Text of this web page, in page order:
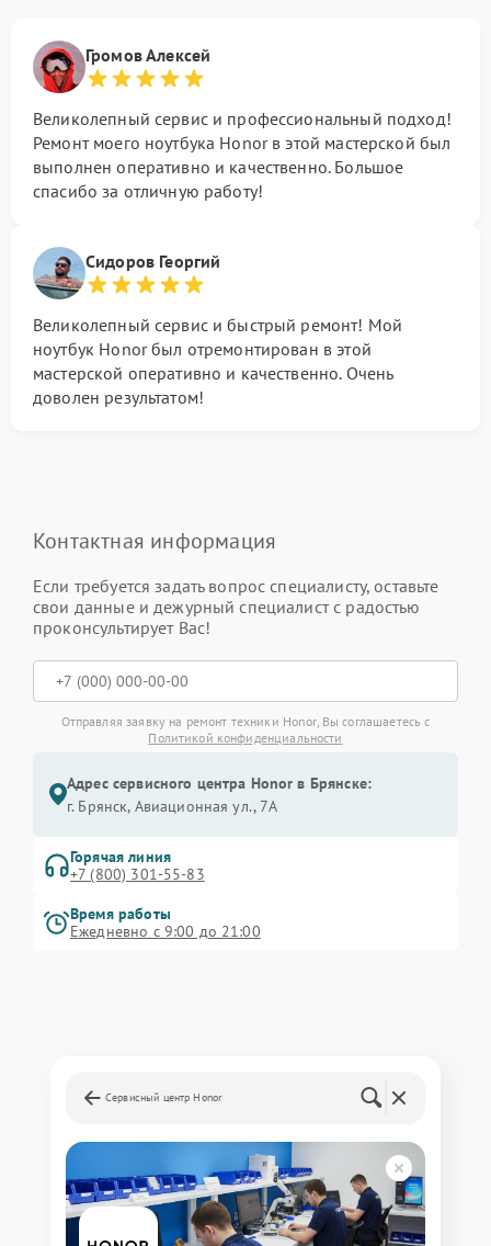
Громов Алексей
Великолепный сервис и профессиональный подход!
Ремонт моего ноутбука Honor в этой мастерской был
выполнен оперативно и качественно. Большое
спасибо за отличную работу!
Сидоров Георгий
Великолепный сервис и быстрый ремонт! Мой
ноутбук Honor был отремонтирован в этой
мастерской оперативно и качественно. Очень
доволен результатом!
Контактная информация
Если требуется задать вопрос специалисту, оставьте
свои данные и дежурный специалист с радостью
проконсультирует Вас!
Отправляя заявку на ремонт техники Honor, Вы соглашаетесь с
Политикой конфиденциальности
Адрес сервисного центра Honor в Брянске:
г. Брянск, Авиационная ул., 7А
Горячая линия
+7 (800) 301-55-83
Время работы
Ежедневно с 9:00 до 21:00
Сервисный центр Honor